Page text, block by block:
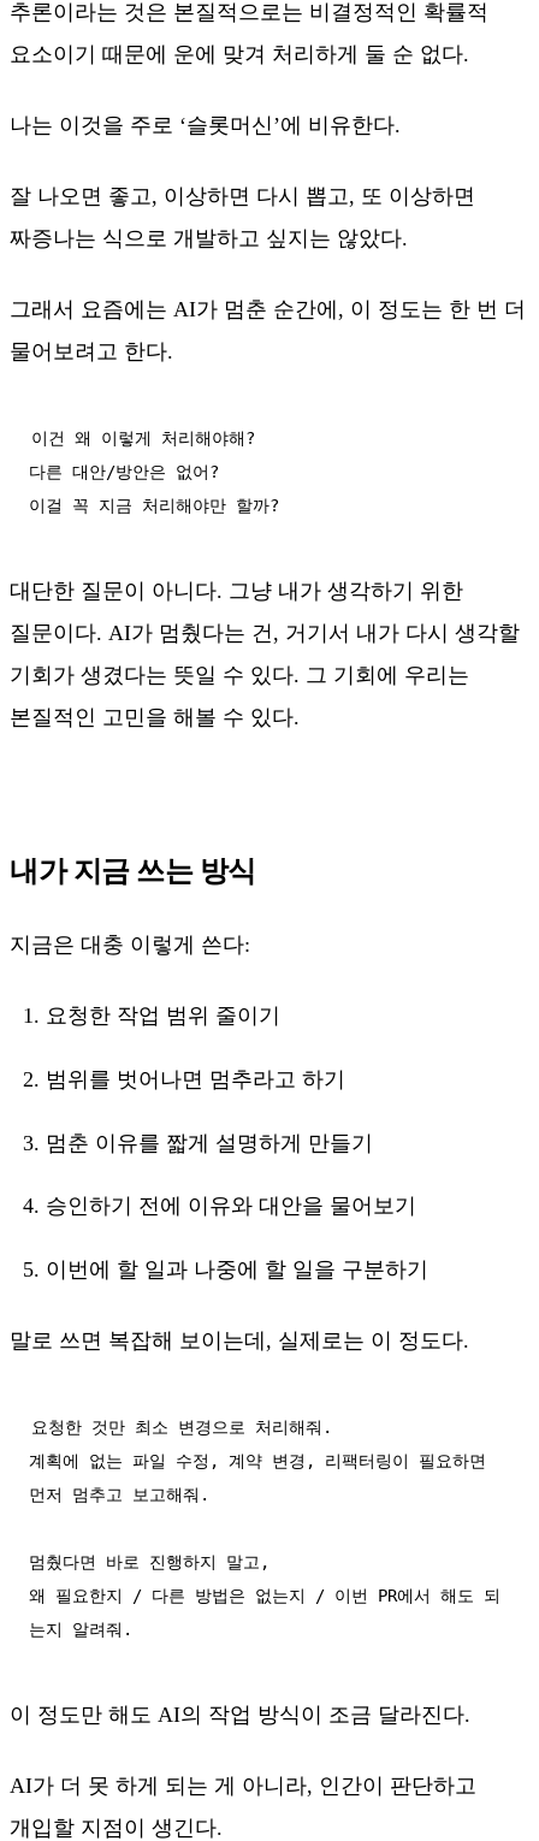
추론이라는 것은 본질적으로는 비결정적인 확률적
요소이기 때문에 운에 맞겨 처리하게 둘 순 없다.
나는 이것을 주로 ‘슬롯머신’에 비유한다.
잘 나오면 좋고, 이상하면 다시 뽑고, 또 이상하면
짜증나는 식으로 개발하고 싶지는 않았다.
그래서 요즘에는 AI가 멈춘 순간에, 이 정도는 한 번 더
물어보려고 한다.
이건 왜 이렇게 처리해야해?
다른 대안/방안은 없어?
이걸 꼭 지금 처리해야만 할까?
대단한 질문이 아니다. 그냥 내가 생각하기 위한
질문이다. AI가 멈췄다는 건, 거기서 내가 다시 생각할
기회가 생겼다는 뜻일 수 있다. 그 기회에 우리는
본질적인 고민을 해볼 수 있다.
내가 지금 쓰는 방식
지금은 대충 이렇게 쓴다:
요청한 작업 범위 줄이기
범위를 벗어나면 멈추라고 하기
멈춘 이유를 짧게 설명하게 만들기
승인하기 전에 이유와 대안을 물어보기
이번에 할 일과 나중에 할 일을 구분하기
말로 쓰면 복잡해 보이는데, 실제로는 이 정도다.
요청한 것만 최소 변경으로 처리해줘.
계획에 없는 파일 수정, 계약 변경, 리팩터링이 필요하면
먼저 멈추고 보고해줘.
멈췄다면 바로 진행하지 말고,
왜 필요한지 / 다른 방법은 없는지 / 이번 PR에서 해도 되
는지 알려줘.
이 정도만 해도 AI의 작업 방식이 조금 달라진다.
AI가 더 못 하게 되는 게 아니라, 인간이 판단하고
개입할 지점이 생긴다.